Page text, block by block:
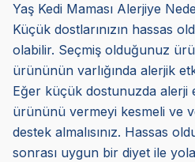
Yaş Kedi Maması Alerjiye
Küçük dostlarınızın hassas
olabilir. Seçmiş olduğunuz
ürününün varlığında alerjik
Eğer küçük dostunuzda alerji
ürününü vermeyi kesmeli ve
destek almalısınız. Hassas
sonrası uygun bir diyet ile